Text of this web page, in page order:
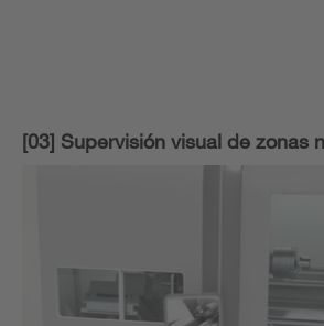
[03] Supervisión visual de zonas